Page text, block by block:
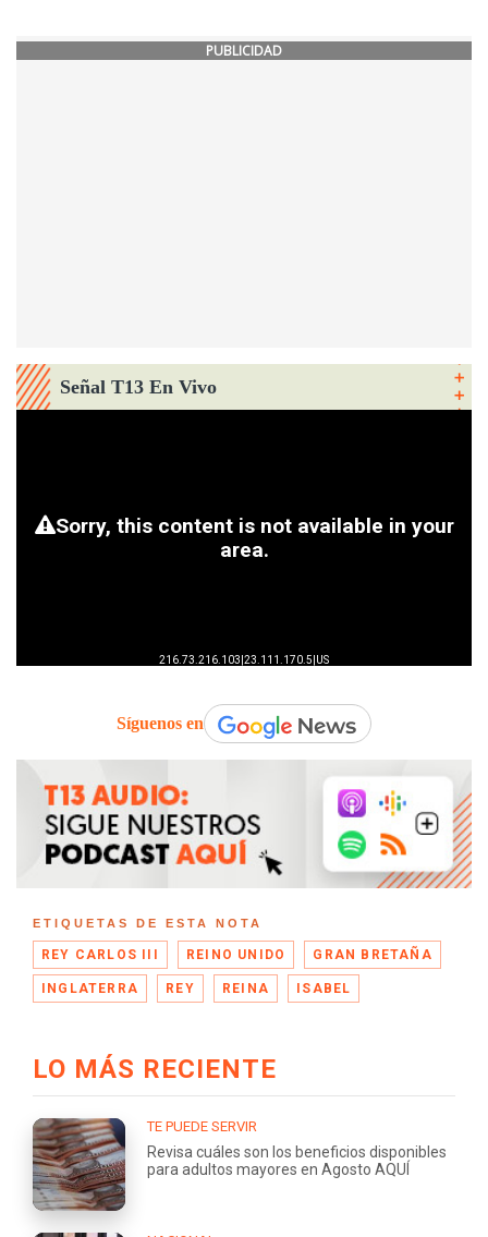
PUBLICIDAD
Señal T13 En Vivo
Síguenos en
ETIQUETAS DE ESTA NOTA
REY CARLOS III REINO UNIDO GRAN BRETAÑA
INGLATERRA REY REINA ISABEL
LO MÁS RECIENTE
TE PUEDE SERVIR
Revisa cuáles son los beneficios disponibles
para adultos mayores en Agosto AQUÍ